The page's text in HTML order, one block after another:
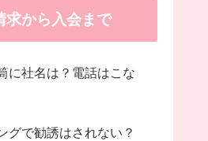
求から入会まで
に社名は？電話はこな
グで勧誘はされない？